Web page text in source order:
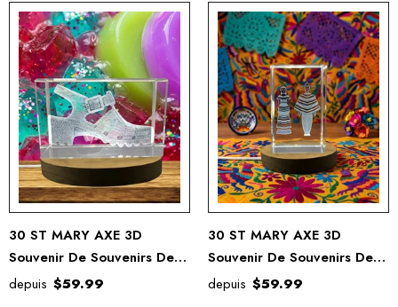
30 ST MARY AXE 3D
Souvenir De Souvenirs De
Cristal Gravé Gravé
depuis $59.99
30 ST MARY AXE 3D
Souvenir De Souvenirs De
Cristal Gravé Gravé
depuis $59.99